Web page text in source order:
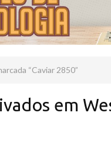
Caviar 2850
em